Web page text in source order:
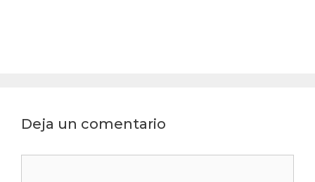
Deja un comentario